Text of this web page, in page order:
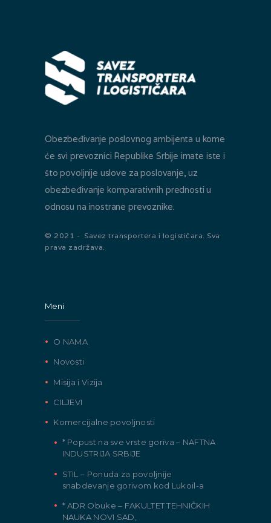
Obezbeđivanje poslovnog ambijenta u kome
će svi prevoznici Republike Srbije imate iste i
što povoljnije uslove za poslovanje, uz
obezbeđivanje komparativnih prednosti u
odnosu na inostrane prevoznike.
© 2021 - Savez transportera i logističara. Sva
prava zadržava.
Meni
O NAMA
Novosti
Misija i Vizija
CILJEVI
Komercijalne povoljnosti
* Popust na sve vrste goriva – NAFTNA
INDUSTRIJA SRBIJE
STIL – Ponuda za povoljnije
snabdevanje gorivom kod Lukoil-a
* ADR Obuke – FAKULTET TEHNIČKIH
NAUKA NOVI SAD,